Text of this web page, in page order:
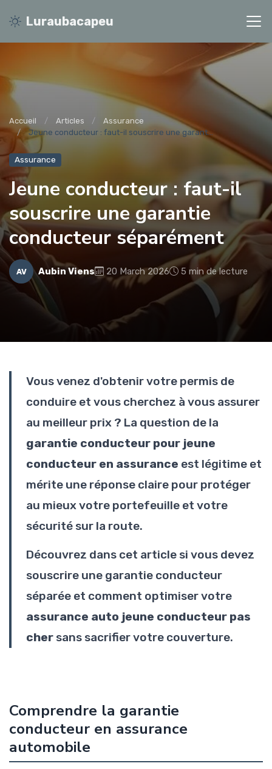
Luraubacapeu
Accueil Articles
Assurance
Jeune conducteur : faut-il souscrire une garant...
Assurance
Jeune conducteur : faut-il
souscrire une garantie
conducteur séparément
AV Aubin Viens 20 March 2026 5 min de lecture
Vous venez d'obtenir votre permis de
conduire et vous cherchez à vous assurer
au meilleur prix ? La question de la
garantie conducteur pour jeune
conducteur en assurance est légitime et
mérite une réponse claire pour protéger
au mieux votre portefeuille et votre
sécurité sur la route.
Découvrez dans cet article si vous devez
souscrire une garantie conducteur
séparée et comment optimiser votre
assurance auto jeune conducteur pas
cher sans sacrifier votre couverture.
Comprendre la garantie
conducteur en assurance
automobile